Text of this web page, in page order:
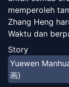
memperoleh
Zhang Heng
Waktu dan
setiap bulan:
Tujuan:
Misi:
dimodifikasi],
Story
Yuewen
画)